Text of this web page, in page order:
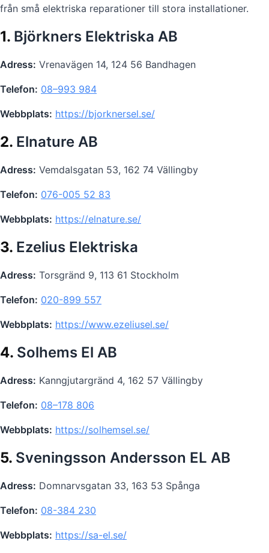
från små elektriska reparationer till stora installationer.
1. Björkners Elektriska AB
Adress: Vrenavägen 14, 124 56 Bandhagen
Telefon: 08–993 984
Webbplats: https://bjorknersel.se/
2. Elnature AB
Adress: Vemdalsgatan 53, 162 74 Vällingby
Telefon: 076-005 52 83
Webbplats: https://elnature.se/
3. Ezelius Elektriska
Adress: Torsgränd 9, 113 61 Stockholm
Telefon: 020-899 557
Webbplats: https://www.ezeliusel.se/
4. Solhems El AB
Adress: Kanngjutargränd 4, 162 57 Vällingby
Telefon: 08–178 806
Webbplats: https://solhemsel.se/
5. Sveningsson Andersson EL AB
Adress: Domnarvsgatan 33, 163 53 Spånga
Telefon: 08-384 230
Webbplats: https://sa-el.se/